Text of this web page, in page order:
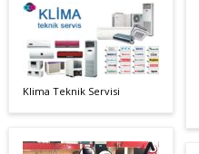
Klima Teknik Servisi